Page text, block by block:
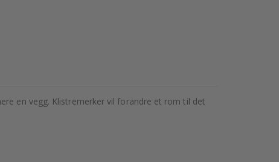
en vegg. Klistremerker vil forandre et rom til det